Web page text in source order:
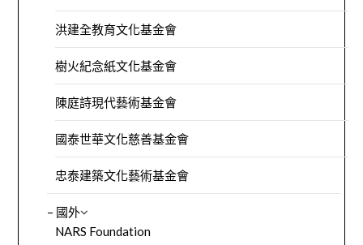
洪建全教育文化基金會
樹火紀念紙文化基金會
陳庭詩現代藝術基金會
國泰世華文化慈善基金會
忠泰建築文化藝術基金會
– 國外
NARS Foundation